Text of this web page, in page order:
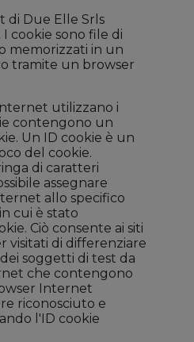
di Due Elle Srls
cookie sono file di
memorizzati in un
tramite un browser
utilizzano i
contengono un
Un ID cookie è un
del cookie.
di caratteri
assegnare
allo specifico
cui è stato
Ciò consente ai siti
visitati di differenziare
soggetti di test da
che contengono
Internet
riconosciuto e
l'ID cookie